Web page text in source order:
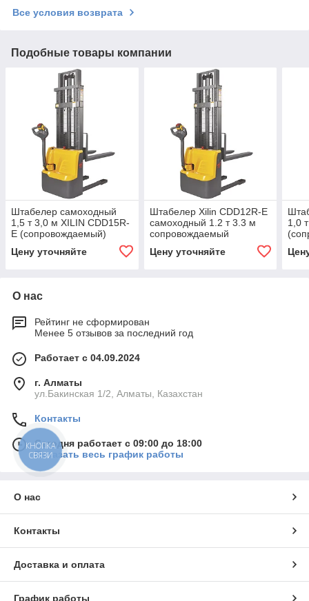
Все условия возврата
Подобные товары компании
Штабелер самоходный
1,5 т 3,0 м XILIN CDD15R-
E (сопровождаемый)
Цену уточняйте
Штабелер Xilin CDD12R-E
самоходный 1.2 т 3.3 м
сопровождаемый
Цену уточняйте
1,0
О нас
Рейтинг не сформирован
Менее 5 отзывов за последний год
Работает с 04.09.2024
г. Алматы
ул.Бакинская 1/2, Алматы, Казахстан
Контакты
Сегодня работает с 09:00 до 18:00
Показать весь график работы
О нас
Контакты
Доставка и оплата
График работы
КНОПКА
СВЯЗИ